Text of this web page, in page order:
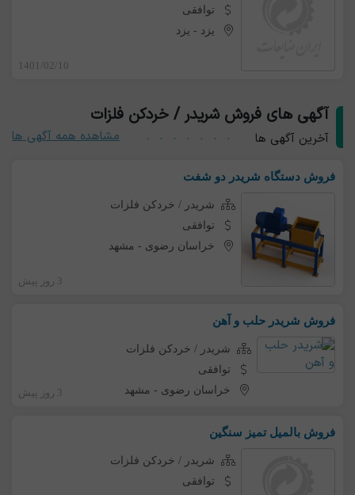
توافقی
یزد - یزد
1401/02/10
آگهی های فروش شریدر / خردکن فلزات
آخرین آگهی ها مشاهده همه آگهی ها
فروش دستگاه شریدر دو شفت
شریدر / خردکن فلزات
توافقی
خراسان رضوی - مشهد
3 روز پیش
فروش شریدر حلب و آهن
شریدر / خردکن فلزات
توافقی
خراسان رضوی - مشهد 3 روز پیش
فروش بالمیل تمیز سنگین
شریدر / خردکن فلزات
توافقی